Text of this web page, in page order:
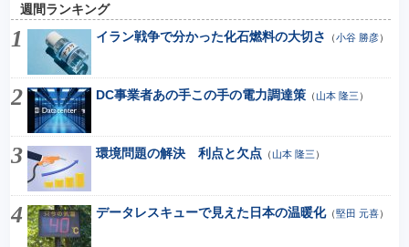
週間ランキング
イラン戦争で分かった化石燃料の大切さ
（小谷 勝彦）
DC事業者あの手この手の電力調達策（山本 隆三 ）
環境問題の解決 利点と欠点 （山本 隆三 ）
データレスキューで見えた日本の温暖化（堅田 元喜）